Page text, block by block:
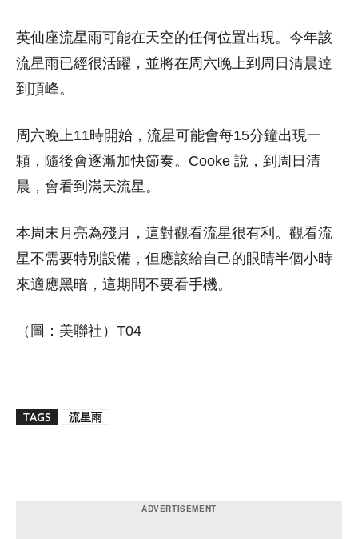
英仙座流星雨可能在天空的任何位置出現。今年該
流星雨已經很活躍，並將在周六晚上到周日清晨達
到頂峰。
周六晚上11時開始，流星可能會每15分鐘出現一
顆，隨後會逐漸加快節奏。Cooke 說，到周日清
晨，會看到滿天流星。
本周末月亮為殘月，這對觀看流星很有利。觀看流
星不需要特別設備，但應該給自己的眼睛半個小時
來適應黑暗，這期間不要看手機。
（圖：美聯社）T04
TAGS 流星雨